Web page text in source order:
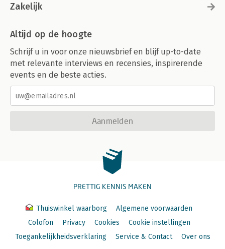
Zakelijk
Altijd op de hoogte
Schrijf u in voor onze nieuwsbrief en blijf up-to-date
met relevante interviews en recensies, inspirerende
events en de beste acties.
Aanmelden
PRETTIG KENNIS MAKEN
Thuiswinkel waarborg
Algemene voorwaarden
Colofon
Privacy Cookies
Cookie instellingen
Toegankelijkheidsverklaring
Service & Contact Over ons